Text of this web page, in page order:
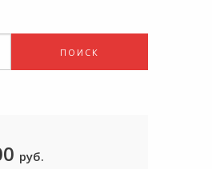
ПОИСК
руб.